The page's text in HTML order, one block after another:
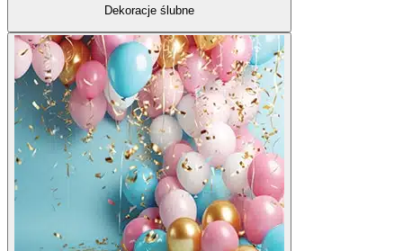
Dekoracje ślubne